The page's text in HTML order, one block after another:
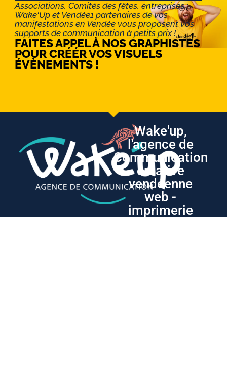
Associations, Comités des fêtes, entreprises :
Wake'Up et Vendée1 partenaires de vos
manifestations en Vendée vous proposent vos
supports de communication à petits prix !
FAITES APPEL À NOS GRAPHISTES
POUR CRÉÉR VOS VISUELS
ÉVÈNEMENTS !
Wake'up,
l'agence de
Communication
créative
vendéenne
web -
imprimerie